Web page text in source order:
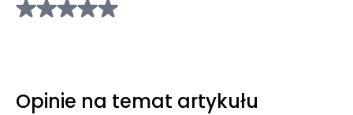
Opinie na temat artykułu